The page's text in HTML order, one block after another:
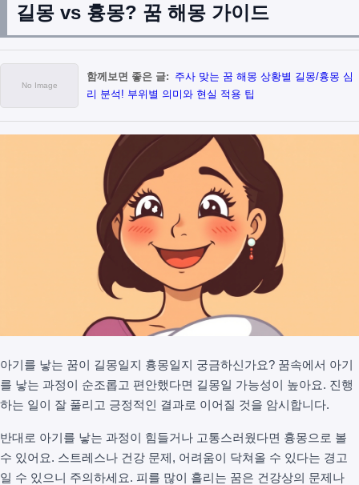
길몽 vs 흉몽? 꿈 해몽 가이드
함께보면 좋은 글: 주사 맞는 꿈 해몽 상황별 길몽/흉몽 심
리 분석! 부위별 의미와 현실 적용 팁
아기를 낳는 꿈이 길몽일지 흉몽일지 궁금하신가요? 꿈속에서 아기
를 낳는 과정이 순조롭고 편안했다면 길몽일 가능성이 높아요. 진행
하는 일이 잘 풀리고 긍정적인 결과로 이어질 것을 암시합니다.
반대로 아기를 낳는 과정이 힘들거나 고통스러웠다면 흉몽으로 볼
수 있어요. 스트레스나 건강 문제, 어려움이 닥쳐올 수 있다는 경고
일 수 있으니 주의하세요. 피를 많이 흘리는 꿈은 건강상의 문제나